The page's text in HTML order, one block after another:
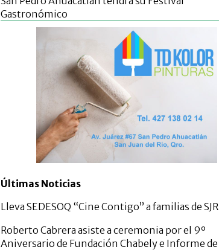
Gastronómico
Últimas Noticias
Lleva SEDESOQ “Cine Contigo” a familias de SJR
Roberto Cabrera asiste a ceremonia por el 9º
Aniversario de Fundación Chabely e Informe de